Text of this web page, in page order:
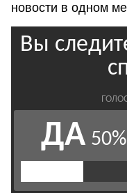
новости в одном